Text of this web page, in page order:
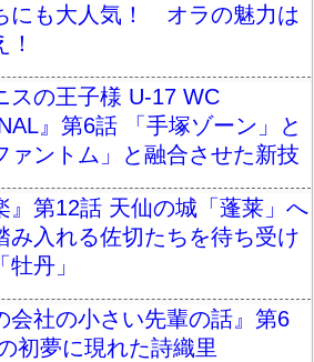
にも大人気！ オラの魅力は
スの王子様 U-17 WC
』第6話 「手塚ゾーン」と
ァントム」と融合させた新技
』第12話 天仙の城「蓬莱」へ
み入れる佐切たちを待ち受け
丹」
会社の小さい先輩の話』第6
初夢に現れた詩織里